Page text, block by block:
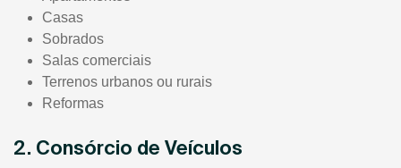
Casas
Sobrados
Salas comerciais
Terrenos urbanos ou rurais
Reformas
2. Consórcio de Veículos